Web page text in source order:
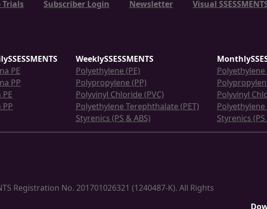
Trials Subscriber Login Newsletter Visual
PE
PP
PE
PP
WeeklySSESSMENTS
Polyethylene (PE)
Polypropylene (PP)
Polyvinyl Chloride (PVC)
Polyethylene Terephthalate (PET)
Styrenics (PS & ABS)
Polyethylene
Polyvinyl
Polyethylene
Styrenics (PS
Registration No. 201701026321 (1240487-K). All Rights